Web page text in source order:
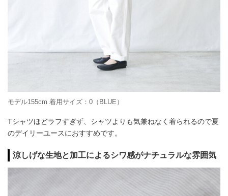
モデル155cm 着用サイズ：0（BLUE）
Tシャツほどラフすぎず、シャツよりも気兼ねなく着られるので夏
のデイリーユースにおすすめです。
涼しげな生地と加工によるシワ感がナチュラルな雰囲気